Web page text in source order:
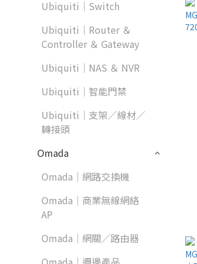
Ubiquiti｜Switch
Ubiquiti｜Router ＆
Controller ＆ Gateway
Ubiquiti｜NAS ＆ NVR
Ubiquiti｜智能門禁
Ubiquiti｜支架／線材／
轉接頭
Omada
Omada｜網路交換機
Omada｜商業無線網絡
AP
Omada｜網關／路由器